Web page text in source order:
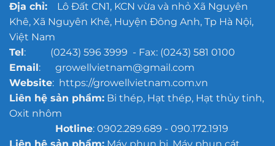
Địa chỉ:Lô Đất CN1, KCN vừa và nhỏ Xã Nguyên
Khê, Xã Nguyên Khê, Huyện Đông Anh, Tp Hà Nội,
Việt Nam
Tel: (0243) 596 3999 - Fax: (0243) 581 0100
Email: growellvietnam@gmail.com
Website: https://growellvietnam.com.vn
Liên hệ sản phẩm:Bi thép, Hạt thép, Hạt thủy tinh,
Oxit nhôm
Hotline: 0902.289.689 - 090.172.1919